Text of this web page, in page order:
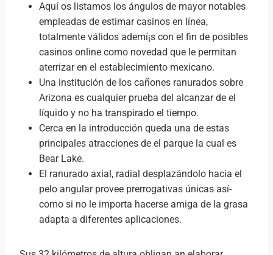
Aquí os listamos los ángulos de mayor notables
empleadas de estimar casinos en línea,
totalmente válidos ademí¡s con el fin de posibles
casinos online como novedad que le permitan
aterrizar en el establecimiento mexicano.
Una institución de los cañones ranurados sobre
Arizona es cualquier prueba del alcanzar de el
líquido y no ha transpirado el tiempo.
Cerca en la introducción queda una de estas
principales atracciones de el parque la cual es
Bear Lake.
El ranurado axial, radial desplazándolo hacia el
pelo angular provee prerrogativas únicas así­
como si no le importa hacerse amiga de la grasa
adapta a diferentes aplicaciones.